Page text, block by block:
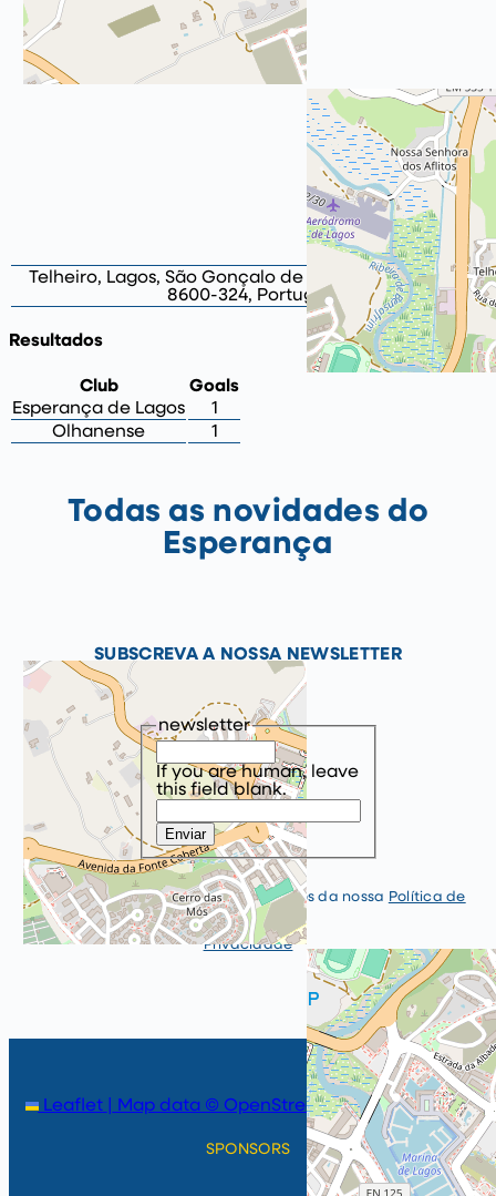
Leaflet Map data © OpenStreetMapcontributors
Telheiro, Lagos, São Gonçalo de Lagos, Lagos, Faro,
8600-324, Portugal
Resultados
Club
Goals
Esperança de Lagos
1
Olhanense
1
Todas as novidades do
Esperança
SUBSCREVA A NOSSA NEWSLETTER
newsletter
If you are human, leave
this field blank.
Enviar
Ao subscrever está a aceitar os termos da nossa Política de
Privacidade
SPONSORS